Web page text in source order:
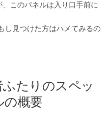
このパネルは入り口手前に
し見つけた方はハメてみるの
たりのスペッ
の概要